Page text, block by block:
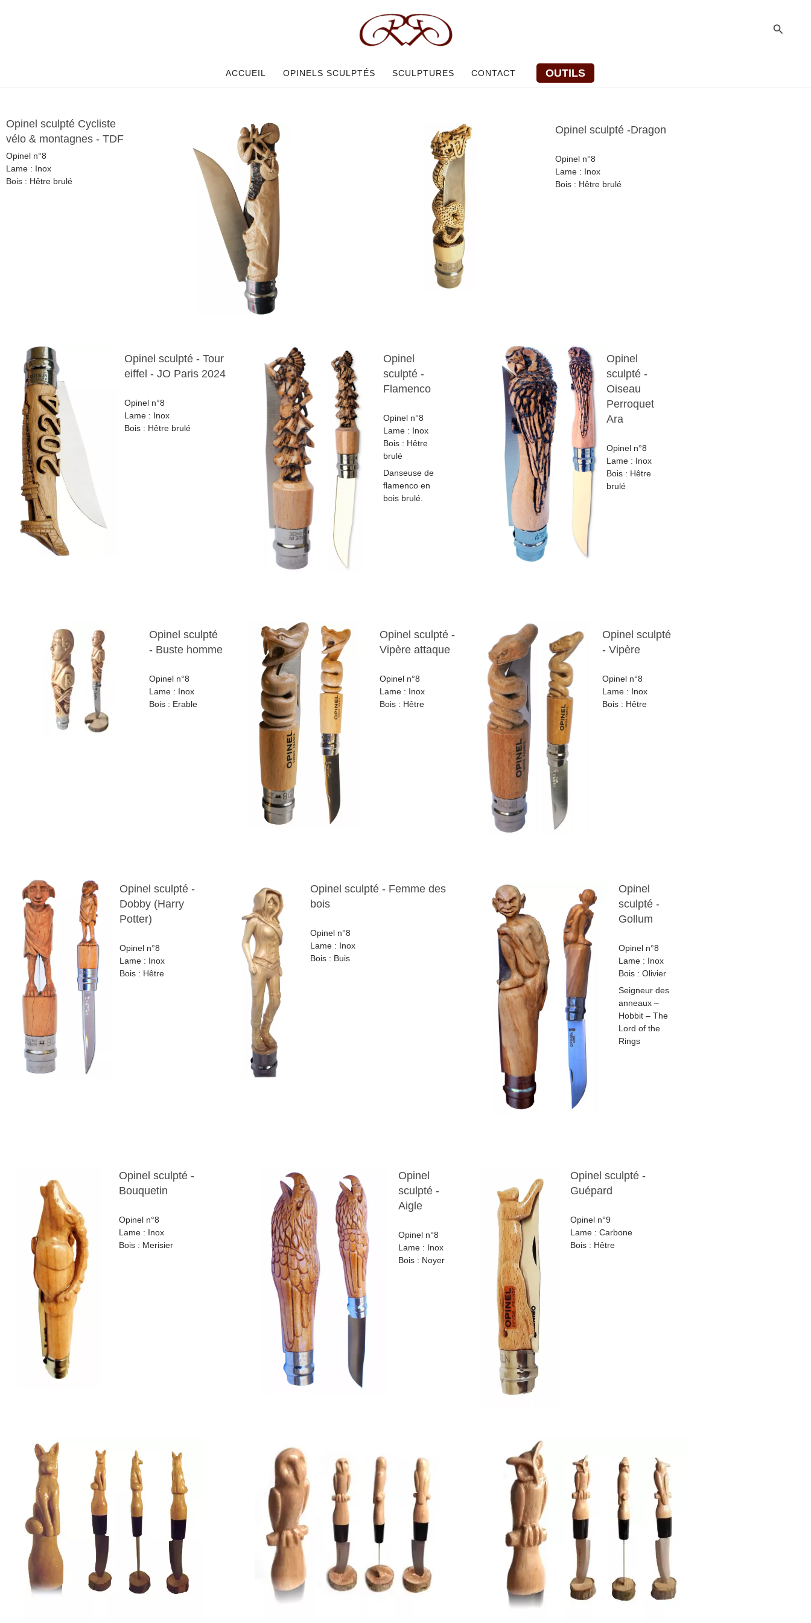
ACCUEIL OPINELS SCULPTÉS SCULPTURES CONTACT OUTILS
Opinel sculpté Cycliste
vélo & montagnes - TDF
Opinel n°8
Lame : Inox
Bois : Hêtre brulé
Opinel sculpté -Dragon
Opinel n°8
Lame : Inox
Bois : Hêtre brulé
Opinel sculpté - Tour
eiffel - JO Paris 2024
Opinel n°8
Lame : Inox
Bois : Hêtre brulé
Opinel
sculpté -
Flamenco
Opinel n°8
Lame : Inox
Bois : Hêtre
brulé
Danseuse de
flamenco en
bois brulé.
Opinel
sculpté -
Oiseau
Perroquet
Ara
Opinel n°8
Lame : Inox
Bois : Hêtre
brulé
Opinel sculpté
- Buste homme
Opinel n°8
Lame : Inox
Bois : Erable
Opinel sculpté -
Vipère attaque
Opinel n°8
Lame : Inox
Bois : Hêtre
Opinel sculpté
- Vipère
Opinel n°8
Lame : Inox
Bois : Hêtre
Opinel sculpté -
Dobby (Harry
Potter)
Opinel n°8
Lame : Inox
Bois : Hêtre
Opinel sculpté - Femme des
bois
Opinel n°8
Lame : Inox
Bois : Buis
Opinel
sculpté -
Gollum
Opinel n°8
Lame : Inox
Bois : Olivier
Seigneur des
anneaux –
Hobbit – The
Lord of the
Rings
Opinel sculpté -
Bouquetin
Opinel n°8
Lame : Inox
Bois : Merisier
Opinel
sculpté -
Aigle
Opinel n°8
Lame : Inox
Bois : Noyer
Opinel sculpté -
Guépard
Opinel n°9
Lame : Carbone
Bois : Hêtre